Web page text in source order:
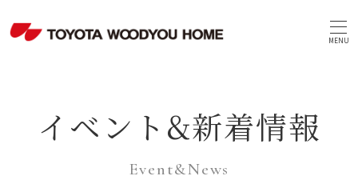
MENU
イベント&新着情報
Event&News